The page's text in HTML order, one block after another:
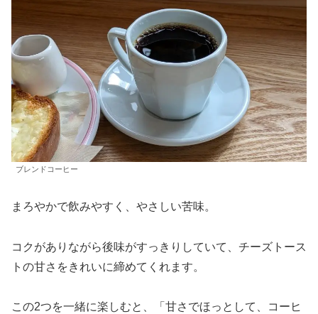
ブレンドコーヒー
まろやかで飲みやすく、やさしい苦味。
コクがありながら後味がすっきりしていて、チーズトース
トの甘さをきれいに締めてくれます。
この2つを一緒に楽しむと、「甘さでほっとして、コーヒ